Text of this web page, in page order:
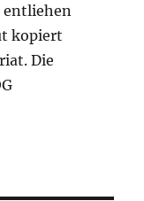
entliehen
kopiert
Die